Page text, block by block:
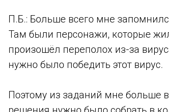
П.Б.: Больше всего мне
Там были персонажи, которые
произошёл переполох из-за
нужно было победить этот вирус.
Поэтому из заданий мне больше